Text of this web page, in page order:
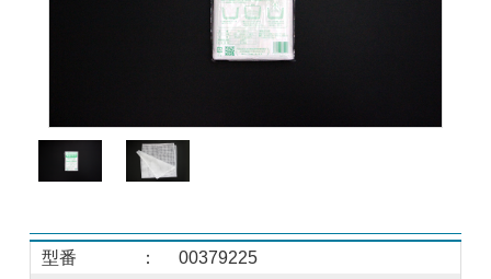
型番 ：
00379225